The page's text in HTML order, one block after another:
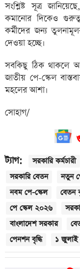
সংশ্লিষ্ট সূত্র
কমানোর দিকেও
কর্মীদের জন্য
দেওয়া হচ্ছে।
সবকিছু ঠিক থাকলে
জাতীয় পে-স্কেল
মহলের আশা।
সোহাগ/
ট্যাগ: সরকারি কর্মচারী
সরকারি বেতন
নতুন
নবম পে-স্কেল
বেতন
পে স্কেল ২০২৬
বাংলাদেশ সরকার
পেনশন বৃদ্ধি
১ জুলাই